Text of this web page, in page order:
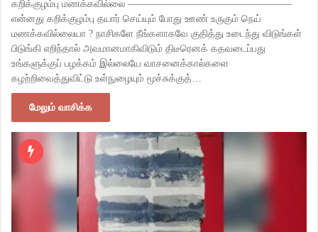
கறிக்குழம்பு மணக்கவில்லை ————————————————–
என்னது கறிக்குழம்பு தயார் செய்யும் போது ஊண் உருகும் நெய்
மணக்கவில்லையா ? நாசிகளே நீங்களாகவே குதித்து உடைந்து விடுங்கள்
பிடுங்கி எறிந்தால் அவமானமாகிவிடும் திடீரெனக் கதவடைப்பது
உங்களுக்குப் பழக்கம் இல்லையே வாசனைக்கால்களை
கழற்றிவைத்துவிட்டு உள்நுழையும் மூச்சுக்குத்…
மேலும் வாசிக்க